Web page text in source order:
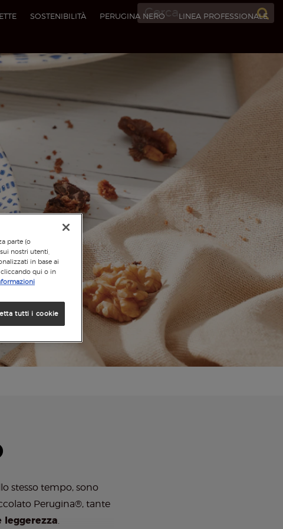
SOSTENIBILITÀ PERUGINA NERO LINEA PROFESSIONALE​
stesso tempo, sono
Perugina®, tante
.
parte (o
nostri utenti,
in base ai
qui o in
tutti i cookie